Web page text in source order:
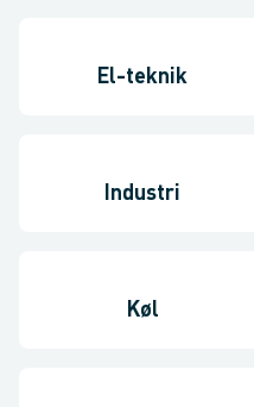
El-teknik
Industri
Køl